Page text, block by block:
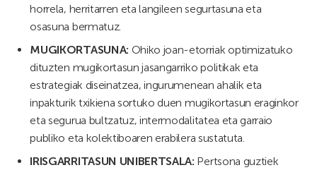
horrela, herritarren eta langileen segurtasuna eta
osasuna bermatuz.
MUGIKORTASUNA: Ohiko joan-etorriak optimizatuko
dituzten mugikortasun jasangarriko politikak eta
estrategiak diseinatzea, ingurumenean ahalik eta
inpakturik txikiena sortuko duen mugikortasun eraginkor
eta segurua bultzatuz, intermodalitatea eta garraio
publiko eta kolektiboaren erabilera sustatuta.
IRISGARRITASUN UNIBERTSALA: Pertsona guztiek